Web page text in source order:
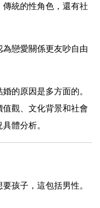
統的性角色，還有社
戀愛關係更友吵自由
的原因是多方面的。
觀、文化背景和社會
體分析。
孩子，這包括男性。